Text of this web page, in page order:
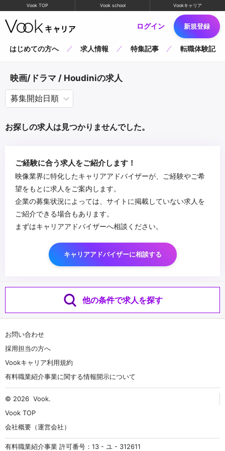
Vook TOP Vook school Vookキャリア
ログイン 新規登録
はじめての方へ 求人情報 特集記事 転職体験記
映画/ドラマ / Houdiniの求人
お探しの求人は見つかりませんでした。
ご経験に合う求人をご紹介します！
映像業界に特化したキャリアアドバイザーが、ご経験やご希
望をもとに求人をご案内します。
企業の募集状況によっては、サイトに掲載していない求人を
ご紹介できる場合もあります。
まずはキャリアアドバイザーへ相談ください。
キャリアアドバイザーに相談する
他の条件で求人を探す
お問い合わせ
採用担当の方へ
Vookキャリア利用規約
有料職業紹介事業に関する情報開示について
© 2026 Vook.
Vook TOP
会社概要（運営会社）
有料職業紹介事業 許可番号：13 - ユ - 312611